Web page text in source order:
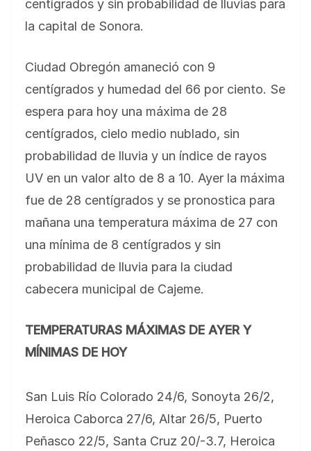
centígrados y sin probabilidad de lluvias para
la capital de Sonora.
Ciudad Obregón amaneció con 9
centígrados y humedad del 66 por ciento. Se
espera para hoy una máxima de 28
centígrados, cielo medio nublado, sin
probabilidad de lluvia y un índice de rayos
UV en un valor alto de 8 a 10. Ayer la máxima
fue de 28 centígrados y se pronostica para
mañana una temperatura máxima de 27 con
una mínima de 8 centígrados y sin
probabilidad de lluvia para la ciudad
cabecera municipal de Cajeme.
TEMPERATURAS MÁXIMAS DE AYER Y
MÍNIMAS DE HOY
San Luis Río Colorado 24/6, Sonoyta 26/2,
Heroica Caborca 27/6, Altar 26/5, Puerto
Peñasco 22/5, Santa Cruz 20/-3.7, Heroica